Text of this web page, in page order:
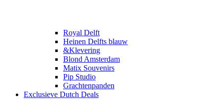
Royal Delft
Heinen Delfts blauw
&Klevering
Blond Amsterdam
Matix Souvenirs
Pip Studio
Grachtenpanden
Exclusieve Dutch Deals